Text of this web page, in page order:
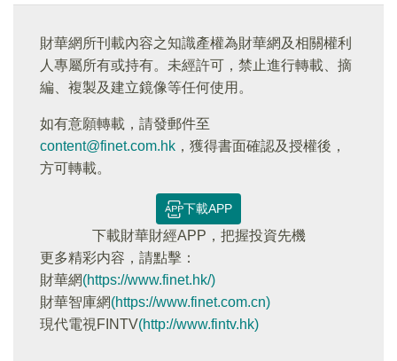
財華網所刊載內容之知識產權為財華網及相關權利
人專屬所有或持有。未經許可，禁止進行轉載、摘
編、複製及建立鏡像等任何使用。
如有意願轉載，請發郵件至
content@finet.com.hk ，獲得書面確認及授權後，
方可轉載。
下載APP
下載財華財經APP，把握投資先機
更多精彩内容，請點擊：
財華網(https://www.finet.hk/)
財華智庫網(https://www.finet.com.cn)
現代電視FINTV(http://www.fintv.hk)